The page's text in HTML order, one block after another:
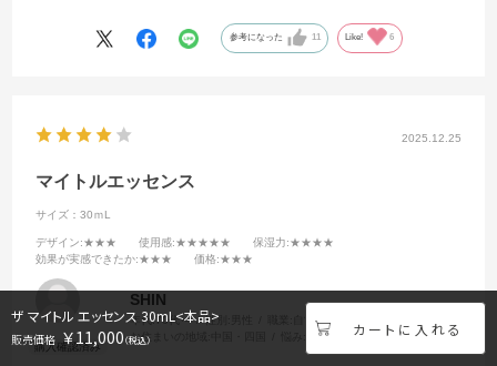
間隔を空けられますとか、しつこく継続を勧められ、うんざりという
か腹がたつほど不快になり、何がなんでも解約したいです！と意地に
商品自体はとてもよかったので、欲しい時に購入できる、またはwebで
たいと思います。
参考になった 11 Like! 6
2025.12.25
マイトルエッセンス
サイズ：30ｍL
デザイン:★★★ 使用感:★★★★★ 保湿力:★★★★
効果が実感できたか:★★★ 価格:★★★
SHIN
年代:70代～ 性別:
自営業
お住まいの地域:
乾燥 肌質: 敏感肌
ザ マイトル エッセンス 30mL<本品>
￥11,000（税込）